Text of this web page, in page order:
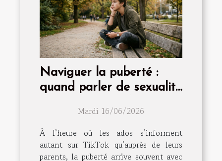
Naviguer la puberté :
quand parler de sexualité
Mardi 16/06/2026
À l’heure où les ados s’informent
autant sur TikTok qu’auprès de leurs
parents, la puberté arrive souvent avec